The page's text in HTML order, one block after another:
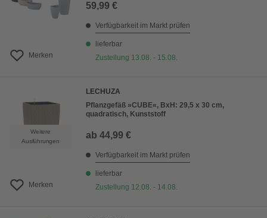
Merken
59,99 €
Verfügbarkeit im Markt prüfen
lieferbar
Zustellung 13.08. - 15.08.
Weitere
Ausführungen
Merken
LECHUZA
Pflanzgefäß »CUBE«, BxH: 29,5 x 30 cm,
quadratisch, Kunststoff
ab 44,99 €
Verfügbarkeit im Markt prüfen
lieferbar
Zustellung 12.08. - 14.08.